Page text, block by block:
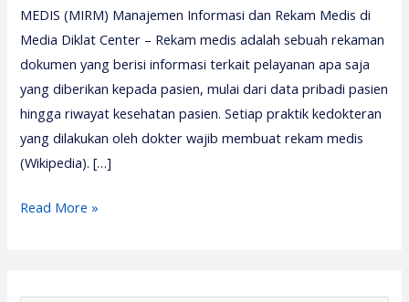
MEDIS (MIRM) Manajemen Informasi dan Rekam Medis di
Media Diklat Center – Rekam medis adalah sebuah rekaman
dokumen yang berisi informasi terkait pelayanan apa saja
yang diberikan kepada pasien, mulai dari data pribadi pasien
hingga riwayat kesehatan pasien. Setiap praktik kedokteran
yang dilakukan oleh dokter wajib membuat rekam medis
(Wikipedia). […]
Pelatihan
Read More »